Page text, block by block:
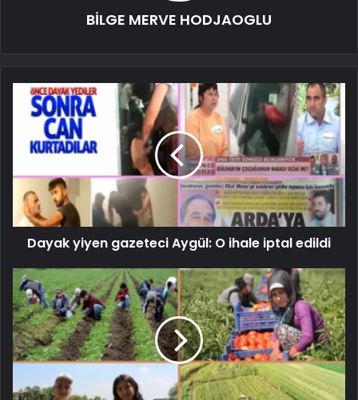
BİLGE MERVE HODJAOGLU
Dayak yiyen gazeteci Aygül: O ihale iptal edildi